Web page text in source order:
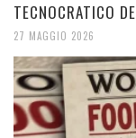
TECNOCRATICO
27 MAGGIO 2026